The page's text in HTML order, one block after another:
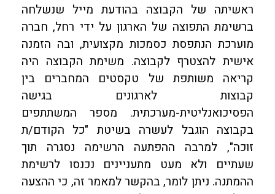
ראשיתה של הקבוצה בהודעת מייל שנשלחה
ברשימת התפוצה של הארגון על ידי רחל, חברה
מוערכת הנתפסת כסמכות מקצועית, ובה הזמנה
אישית להצטרף לקבוצה. משימת הקבוצה היה
קריאה משותפת של טקסטים המחברים בין
קבוצות לארגונים בגישה
הפסיכואנליטית-מערכתית. מספר המשתתפים
בקבוצה הוגבל לעשרה בשיטת "כל הקודם/ת
זוכה", למרבה ההפתעה הרשימה נסגרה תוך
שעתיים ולא מעט מתעניינים נכנסו לרשימת
ההמתנה. ניתן לומר, בהקשר למאמר זה, כי ההצעה